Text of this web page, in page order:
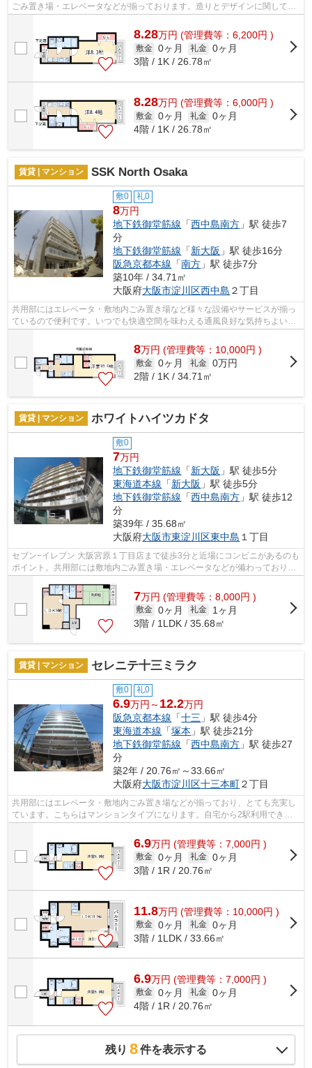
ごみ置き場・エレベータなどが揃っております。造りとデザインに関して、
自信をもって情報を提供できるマンショ...
8.28万円 (管理費等：6,200円 )
敷金 0ヶ月 礼金 0ヶ月
3階 / 1K / 26.78㎡
8.28万円 (管理費等：6,000円 )
敷金 0ヶ月 礼金 0ヶ月
4階 / 1K / 26.78㎡
賃貸 | マンション SSK North Osaka
敷0 礼0
8万円
地下鉄御堂筋線 「西中島南方 」駅 徒歩7
分
地下鉄御堂筋線 「新大阪 」駅 徒歩16分
阪急京都本線 「南方 」駅 徒歩7分
築10年 / 34.71㎡
大阪府大阪市淀川区西中島 ２丁目
共用部にはエレベータ・敷地内ごみ置き場など様々な設備やサービスが揃っ
ているので便利です。いつでも快適空間を味わえる通風良好な気持ちよいマ
ンション。眺望良好で景色が楽しめま...
8万円 (管理費等：10,000円 )
敷金 0ヶ月 礼金 0万円
2階 / 1K / 34.71㎡
賃貸 | マンション ホワイトハイツカドタ
敷0
7万円
地下鉄御堂筋線 「新大阪 」駅 徒歩5分
東海道本線 「新大阪 」駅 徒歩5分
地下鉄御堂筋線 「西中島南方 」駅 徒歩12
分
築39年 / 35.68㎡
大阪府大阪市東淀川区東中島 １丁目
セブン−イレブン 大阪宮原１丁目店まで徒歩3分と近場にコンビニがあるのも
ポイント。共用部には敷地内ごみ置き場・エレベータなどが備わっておりと
7万円 (管理費等：8,000円 )
敷金 0ヶ月 礼金
1ヶ月
3階 / 1LDK / 35.68㎡
賃貸 | マンション セレニテ十三ミラク
敷0 礼0
6.9万円～ 12.2万円
阪急京都本線 「十三 」駅 徒歩4分
東海道本線 「塚本 」駅 徒歩21分
地下鉄御堂筋線 「西中島南方 」駅 徒歩27
分
築2年 / 20.76㎡～33.66㎡
大阪府大阪市淀川区十三本町２丁目
共用部にはエレベータ・敷地内ごみ置き場などが揃っており、とても充実し
ています。こちらはマンションタイプになります。自宅から2駅利用でき
6.9万円 (管理費等：7,000円 )
敷金 0ヶ月 礼金 0ヶ月
3階 / 1R / 20.76㎡
11.8万円 (管理費等：10,000円 )
敷金 0ヶ月 礼金 0ヶ月
3階 / 1LDK / 33.66㎡
6.9万円 (管理費等：7,000円 )
敷金 0ヶ月 礼金 0ヶ月
4階 / 1R / 20.76㎡
残り 8件を表示する